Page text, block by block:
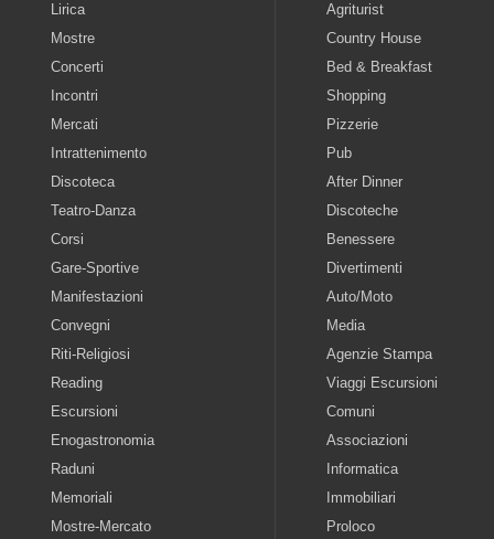
Lirica
Mostre
Concerti
Incontri
Mercati
Intrattenimento
Discoteca
Teatro-Danza
Corsi
Gare-Sportive
Manifestazioni
Convegni
Riti-Religiosi
Reading
Escursioni
Enogastronomia
Raduni
Memoriali
Mostre-Mercato
Agriturist
Country House
Bed & Breakfast
Shopping
Pizzerie
Pub
After Dinner
Discoteche
Benessere
Divertimenti
Auto/Moto
Media
Agenzie Stampa
Viaggi Escursioni
Comuni
Associazioni
Informatica
Immobiliari
Proloco